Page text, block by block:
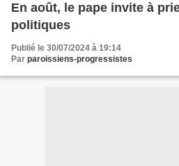
En août, le pape invite à
politiques
Publié le 30/07/2024 à 19:14
Par paroissiens-progressistes